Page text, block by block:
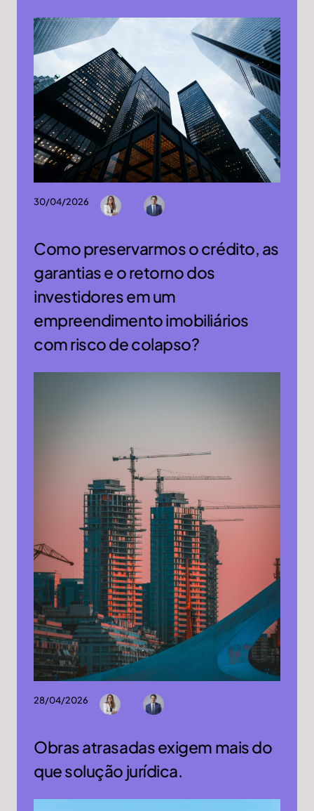
30/04/2026
Como preservarmos o crédito, as
garantias e o retorno dos
investidores em um
empreendimento imobiliários
com risco de colapso?
28/04/2026
Obras atrasadas exigem mais do
que solução jurídica.